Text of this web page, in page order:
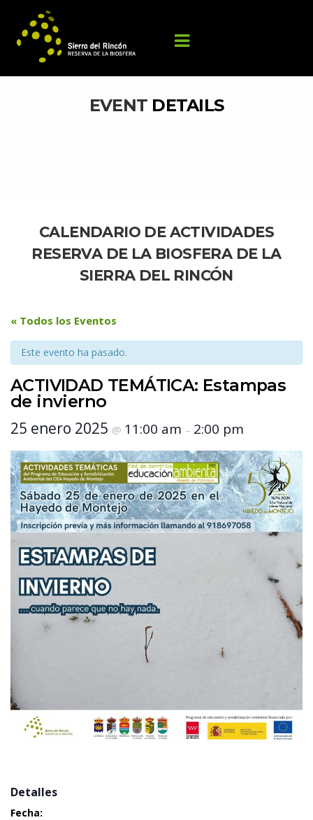
EVENT DETAILS
CALENDARIO DE ACTIVIDADES
RESERVA DE LA BIOSFERA DE LA
SIERRA DEL RINCÓN
« Todos los Eventos
Este evento ha pasado.
ACTIVIDAD TEMÁTICA: Estampas
de invierno
25 enero 2025 @ 11:00 am – 2:00 pm
Detalles
Fecha: